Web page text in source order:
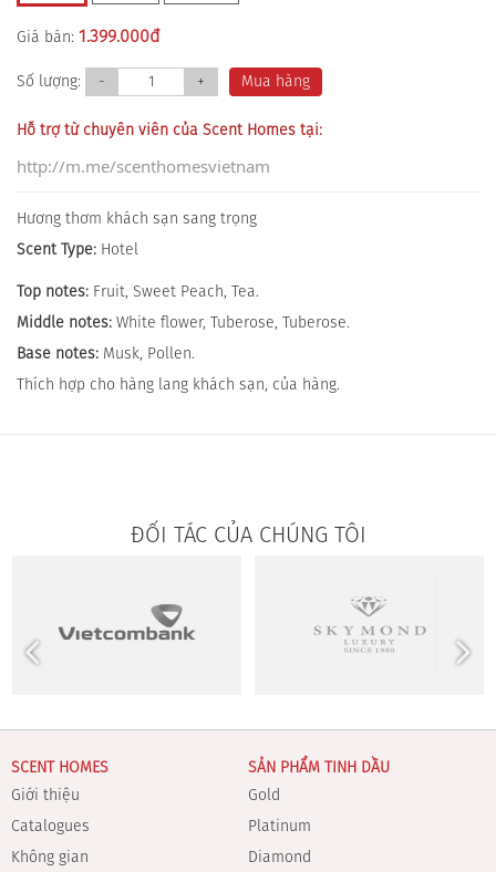
Giá bán: 1.399.000đ
Số lượng: - + Mua hàng
Hỗ trợ từ chuyên viên của Scent Homes tại:
http://m.me/scenthomesvietnam
Hương thơm khách sạn sang trọng
Scent Type: Hotel
Top notes: Fruit, Sweet Peach, Tea.
Middle notes: White flower, Tuberose, Tuberose.
Base notes: Musk, Pollen.
Thích hợp cho hàng lang khách sạn, của hàng.
ĐỐI TÁC CỦA CHÚNG TÔI
SCENT HOMES
Giới thiệu
Catalogues
Không gian
SẢN PHẨM TINH DẦU
Gold
Platinum
Diamond